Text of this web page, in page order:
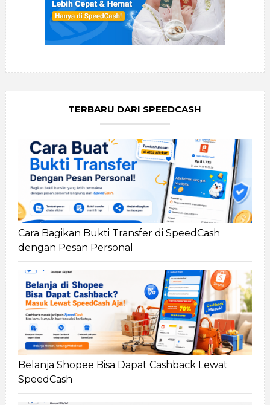
TERBARU DARI SPEEDCASH
Cara Bagikan Bukti Transfer di SpeedCash
dengan Pesan Personal
Belanja Shopee Bisa Dapat Cashback Lewat
SpeedCash